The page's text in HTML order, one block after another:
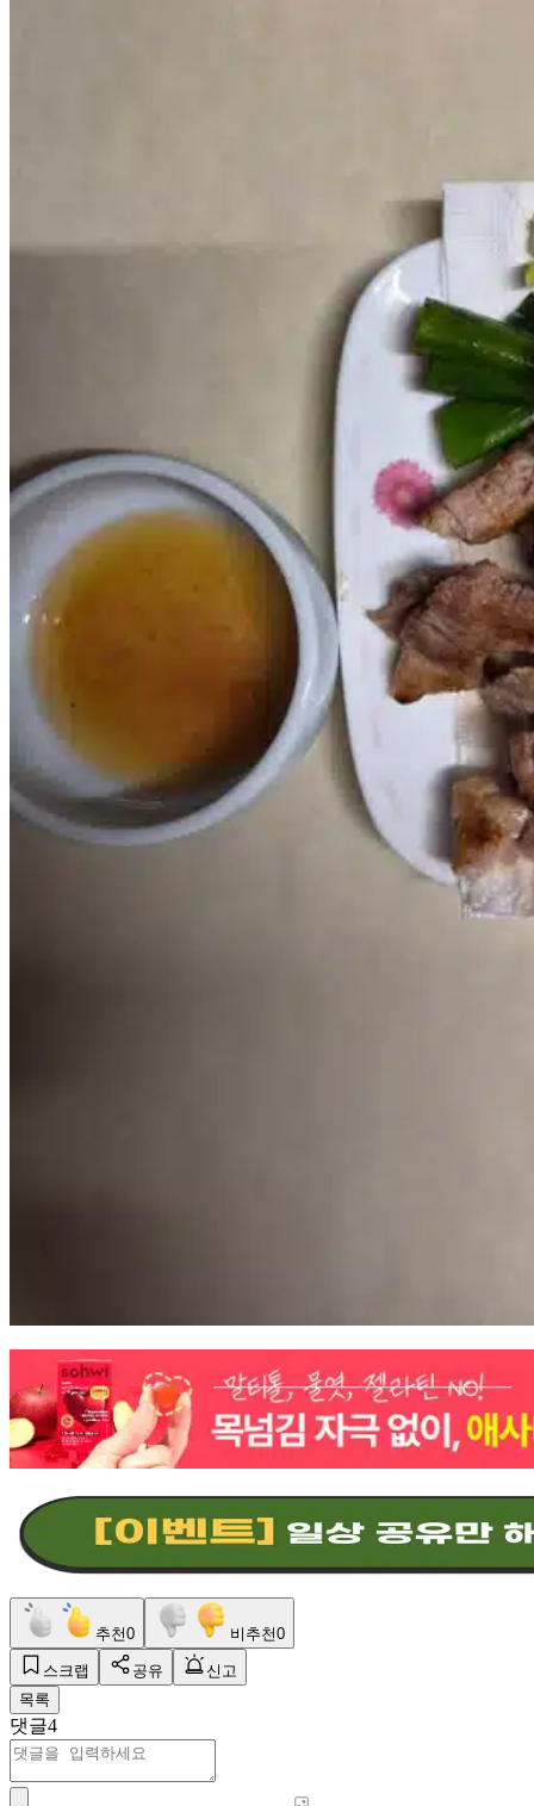
추천0 비추천0
스크랩 공유
신고
목록
댓글4